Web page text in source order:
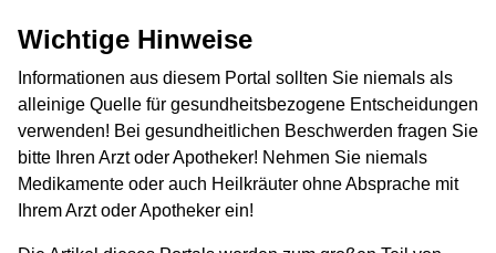
Wichtige Hinweise
Informationen aus diesem Portal sollten Sie niemals als
alleinige Quelle für gesundheitsbezogene Entscheidungen
verwenden! Bei gesundheitlichen Beschwerden fragen Sie
bitte Ihren Arzt oder Apotheker! Nehmen Sie niemals
Medikamente oder auch Heilkräuter ohne Absprache mit
Ihrem Arzt oder Apotheker ein!